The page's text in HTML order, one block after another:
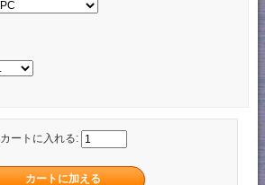
カートに入れる: